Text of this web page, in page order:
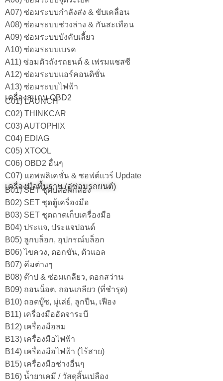
A07) ซ่อมระบบกำลังส่ง & ขับเคลื่อน
A08) ซ่อมระบบช่วงล่าง & กันสะเทือน
A09) ซ่อมระบบบังคับเลี้ยว
A10) ซ่อมระบบเบรค
A11) ซ่อมตัวถังรถยนต์ & เฟรมแชสซี
A12) ซ่อมระบบแอร์คอนดิชั่น
A13) ซ่อมระบบไฟฟ้า
เครื่องสแกน OBD2
C01) LAUNCH
C02) THINKCAR
C03) AUTOPHIX
C04) EDIAG
C05) XTOOL
C06) OBD2 อื่นๆ
C07) แอพพลิเคชั่น & ซอฟต์แวร์ Update
เครื่องมือพื้นฐาน (อู่ซ่อมรถยนต์)
B01) SET ชุดบล็อกกล่อง
B02) SET ชุดตู้เครื่องมือ
B03) SET ชุดถาดเก็บเครื่องมือ
B04) ประแจ, ประแจปอนด์
B05) ลูกบล็อก, อุปกรณ์บล็อก
B06) ไขควง, ดอกขัน, ตัวแอล
B07) คีมต่างๆ
B08) ต๊าป & ซ่อมเกลียว, ดอกสว่าน
B09) ถอนน็อต, ถอนเกลียว (ที่ชำรุด)
B10) ถอดบู๊ซ, มู่เล่ย์, ลูกปืน, เฟือง
B11) เครื่องมืออัดจาระบี
B12) เครื่องมือลม
B13) เครื่องมือไฟฟ้า
B14) เครื่องมือไฟฟ้า (ไร้สาย)
B15) เครื่องมือช่างอื่นๆ
B16) น้ำยาเคมี / วัสดุสิ้นเปลือง